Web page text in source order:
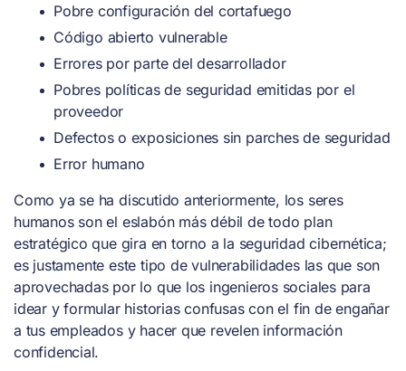
Pobre configuración del cortafuego
Código abierto vulnerable
Errores por parte del desarrollador
Pobres políticas de seguridad emitidas por el
proveedor
Defectos o exposiciones sin parches de seguridad
Error humano
Como ya se ha discutido anteriormente, los seres
humanos son el eslabón más débil de todo plan
estratégico que gira en torno a la seguridad cibernética;
es justamente este tipo de vulnerabilidades las que son
aprovechadas por lo que los ingenieros sociales para
idear y formular historias confusas con el fin de engañar
a tus empleados y hacer que revelen información
confidencial.